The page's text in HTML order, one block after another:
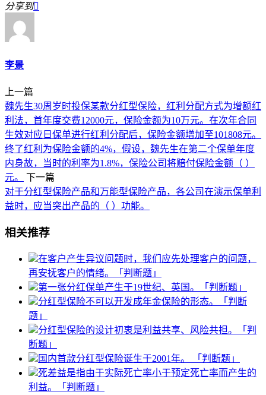
分享到
李景
上一篇
魏先生30周岁时投保某款分红型保险，红利分配方式为增额红
利法，首年度交费12000元，保险金额为10万元。在次年合同
生效对应日保单进行红利分配后，保险金额增加至101808元。
终了红利为保险金额的4%，假设，魏先生在第二个保单年度
内身故，当时的利率为1.8%，保险公司将赔付保险金额（ ）
元。
下一篇
对于分红型保险产品和万能型保险产品，各公司在演示保单利
益时，应当突出产品的（ ）功能。
相关推荐
在客户产生异议问题时，我们应先处理客户的问题，
再安抚客户的情绪。「判断题」
第一张分红保单产生于19世纪、英国。「判断题」
分红型保险不可以开发成年金保险的形态。「判断
题」
分红型保险的设计初衷是利益共享、风险共担。「判
断题」
国内首款分红型保险诞生于2001年。 「判断题」
死差益是指由于实际死亡率小于预定死亡率而产生的
利益。「判断题」